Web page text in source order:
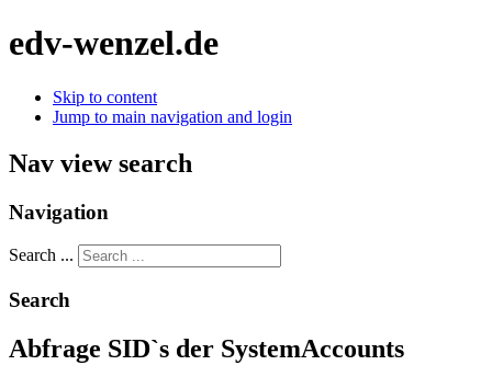
edv-wenzel.de
Skip to content
Jump to main navigation and login
Nav view search
Navigation
Search ...
Search
Abfrage SID`s der SystemAccounts